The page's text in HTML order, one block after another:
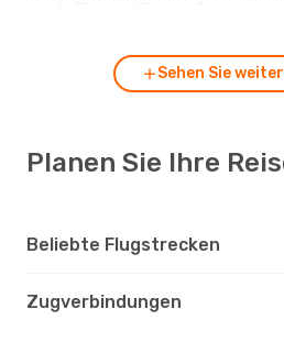
Sehen Sie
Planen Sie Ihre
Beliebte Flugstrecken
Zugverbindungen